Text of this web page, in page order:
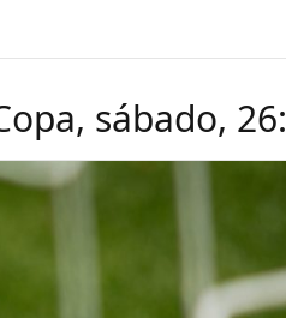
sábado, 26: